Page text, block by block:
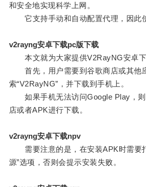
和安全地实现科学上网。
它支持手动和自动配置代理，因此使
v2rayng安卓下载pc版下载
本文就为大家提供V2RayNG安卓下
首先，用户需要到谷歌商店或其他
索“V2RayNG”，并下载到手机上。
如果手机无法访问Google Play，则
店或者APK进行下载。
v2rayng安卓下载npv
需要注意的是，在安装APK时需要
源”选项，否则会提示安装失败。